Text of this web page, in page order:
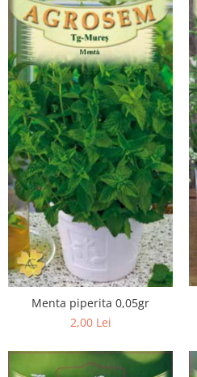
Menta piperita 0,05gr
2,00 Lei